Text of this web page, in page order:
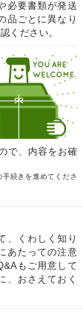
必要書類が発送
品ごとに異なり
ください。
で、内容をお確
続きを進めてくださ
、くわしく知り
あたっての注意
もご用意して
、おさえておく